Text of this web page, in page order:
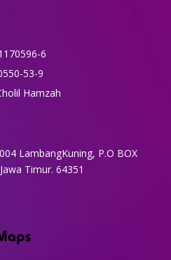
6
53-9
Hamzah
LambangKuning, P.O BOX
Timur. 64351